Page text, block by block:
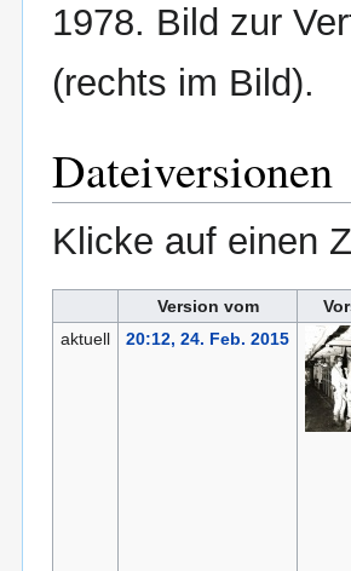
1978. Bild zur
(rechts im Bild).
Dateiversionen
Klicke auf einen
Version vom
aktuell
20:12, 24. Feb. 2015